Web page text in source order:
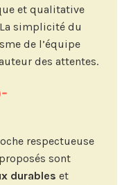
et qualitative
simplicité du
de l’équipe
des attentes.
respectueuse
sont
durables et